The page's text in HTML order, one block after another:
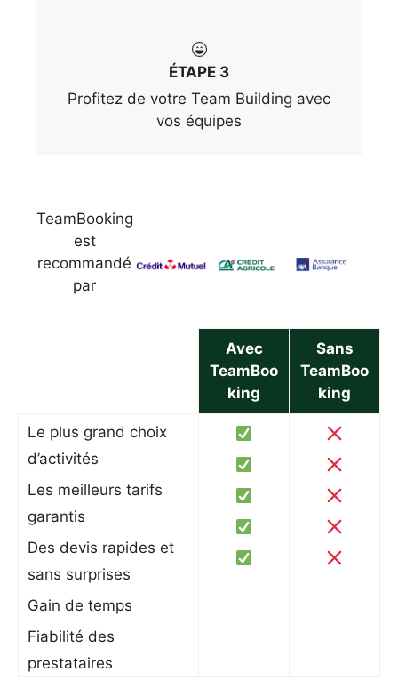
ÉTAPE 3
Profitez de votre Team Building avec
vos équipes
TeamBooking
est
recommandé
par
Avec
TeamBoo
king
Sans
TeamBoo
king
Le plus grand choix
d’activités
Les meilleurs tarifs
garantis
Des devis rapides et
sans surprises
Gain de temps
Fiabilité des
prestataires